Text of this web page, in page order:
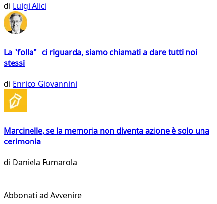
di Luigi Alici
La "folla" ci riguarda, siamo chiamati a dare tutti noi
stessi
di Enrico Giovannini
Marcinelle, se la memoria non diventa azione è solo una
cerimonia
di Daniela Fumarola
Abbonati ad Avvenire